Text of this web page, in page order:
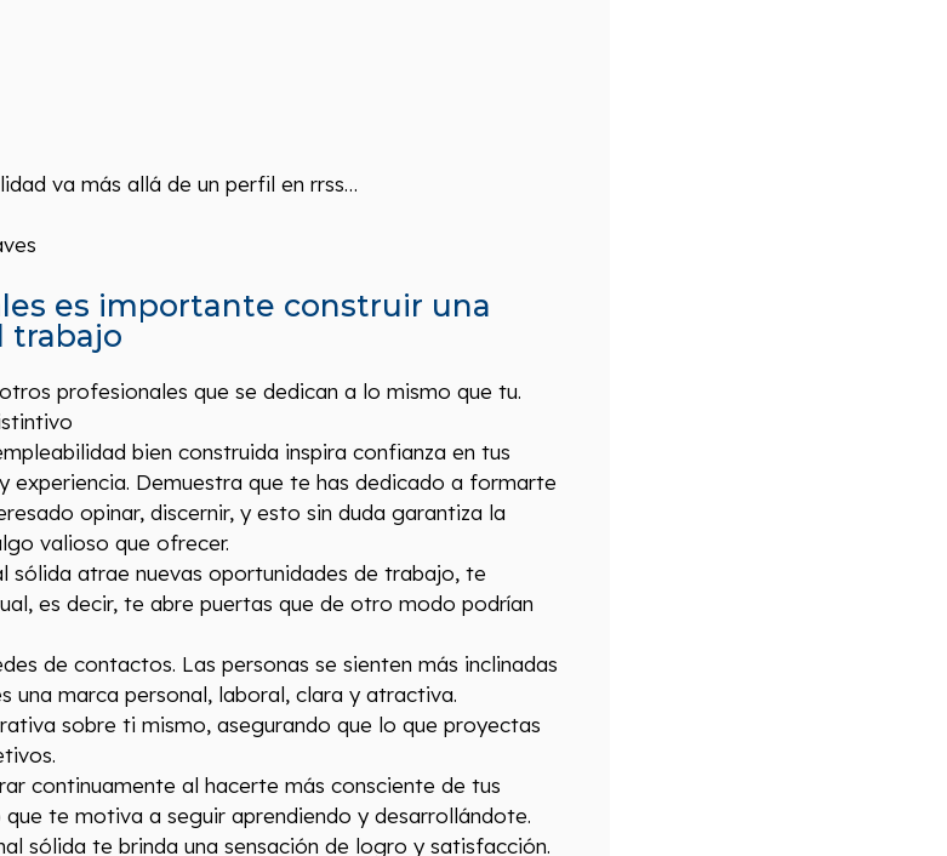
va más allá de un perfil en rrss…
es importante construir una
trabajo
profesionales que se dedican a lo mismo que tu.
bien construida inspira confianza en tus
experiencia. Demuestra que te has dedicado a formarte
opinar, discernir, y esto sin duda garantiza la
valioso que ofrecer.
sólida atrae nuevas oportunidades de trabajo, te
es decir, te abre puertas que de otro modo podrían
de contactos. Las personas se sienten más inclinadas
una marca personal, laboral, clara y atractiva.
sobre ti mismo, asegurando que lo que proyectas
continuamente al hacerte más consciente de tus
te motiva a seguir aprendiendo y desarrollándote.
sólida te brinda una sensación de logro y satisfacción.